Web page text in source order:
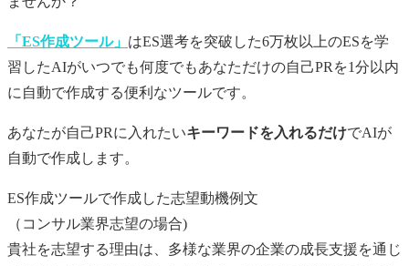
「ES作成ツール」 はES選考を突破した6万枚以上のESを学
習したAIがいつでも何度でもあなただけの自己PR を1分以内
に自動で作成する便利なツールです。
あなたが自己PRに入れたいキーワードを入れるだけでAIが
自動で作成します。
ES作成ツールで作成した志望動機例文
（コンサル業界志望の場合)
貴社を志望する理由は、多様な業界の企業の成長支援を通じ